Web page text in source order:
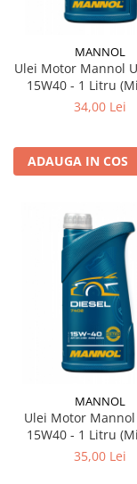
MANNOL
Ulei Motor Mannol
15W40 - 1 Litru
Protecție
34,00 Lei
ADAUGA IN COS
MANNOL
Ulei Motor Mannol
15W40 - 1 Litru
Protecție Extinsă
35,00 Lei